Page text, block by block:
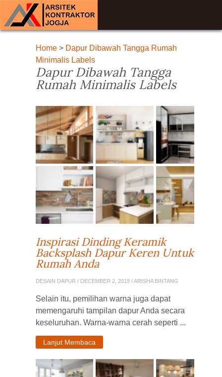
Home> Dapur Dibawah Tangga Rumah
Minimalis Labels
Dapur Dibawah Tangga
Rumah Minimalis Labels
Inspirasi Dinding Keramik
Backsplash Dapur Keren Untuk
Rumah Anda
DESAIN DAPUR / DECEMBER 2, 2019 / ARISHA BINTANG
Selain itu, pemilihan warna juga dapat
memengaruhi tampilan dapur Anda secara
keseluruhan. Warna-warna cerah seperti ...
Lanjut Membaca